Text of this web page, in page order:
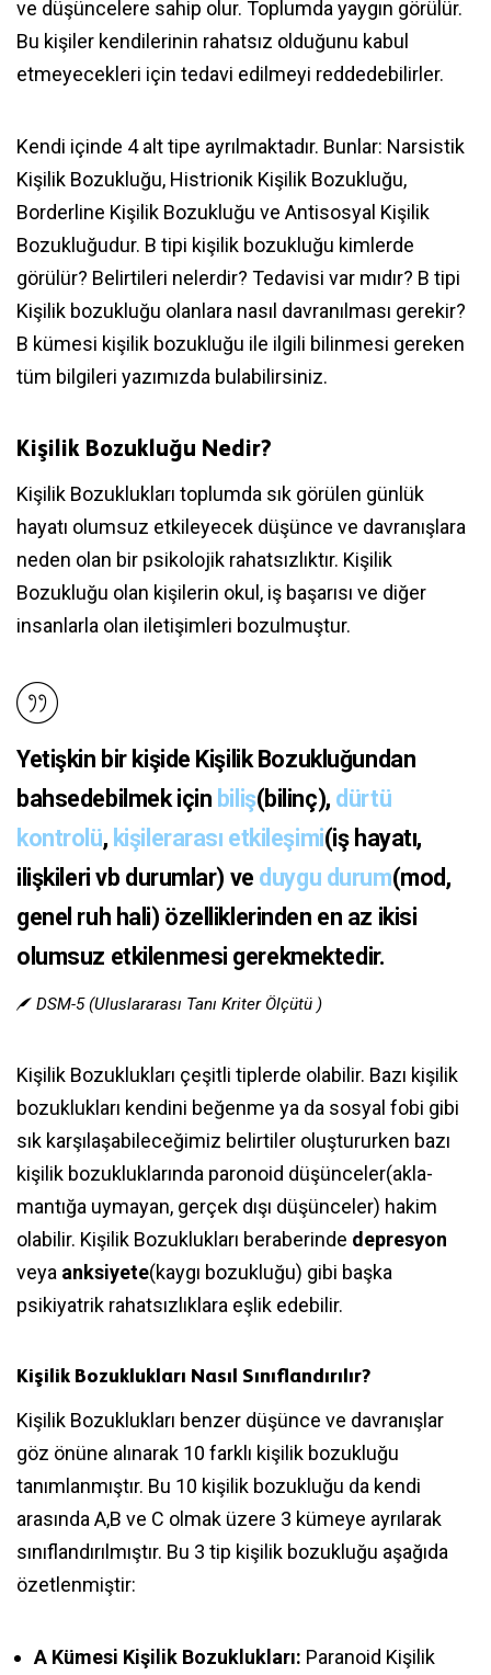
ve düşüncelere sahip olur. Toplumda yaygın görülür.
Bu kişiler kendilerinin rahatsız olduğunu kabul
etmeyecekleri için tedavi edilmeyi reddedebilirler.
Kendi içinde 4 alt tipe ayrılmaktadır. Bunlar: Narsistik
Kişilik Bozukluğu, Histrionik Kişilik Bozukluğu,
Borderline Kişilik Bozukluğu ve Antisosyal Kişilik
Bozukluğudur. B tipi kişilik bozukluğu kimlerde
görülür? Belirtileri nelerdir? Tedavisi var mıdır? B tipi
Kişilik bozukluğu olanlara nasıl davranılması gerekir?
B kümesi kişilik bozukluğu ile ilgili bilinmesi gereken
tüm bilgileri yazımızda bulabilirsiniz.
Kişilik Bozukluğu Nedir?
Kişilik Bozuklukları toplumda sık görülen günlük
hayatı olumsuz etkileyecek düşünce ve davranışlara
neden olan bir psikolojik rahatsızlıktır. Kişilik
Bozukluğu olan kişilerin okul, iş başarısı ve diğer
insanlarla olan iletişimleri bozulmuştur.
Yetişkin bir kişide Kişilik Bozukluğundan
bahsedebilmek için biliş(bilinç), dürtü
kontrolü, kişilerarası etkileşimi(iş hayatı,
ilişkileri vb durumlar) ve duygu durum(mod,
genel ruh hali) özelliklerinden en az ikisi
olumsuz etkilenmesi gerekmektedir.
DSM-5 (Uluslararası Tanı Kriter Ölçütü )
Kişilik Bozuklukları çeşitli tiplerde olabilir. Bazı kişilik
bozuklukları kendini beğenme ya da sosyal fobi gibi
sık karşılaşabileceğimiz belirtiler oluştururken bazı
kişilik bozukluklarında paronoid düşünceler(akla-
mantığa uymayan, gerçek dışı düşünceler) hakim
olabilir. Kişilik Bozuklukları beraberinde depresyon
veya anksiyete(kaygı bozukluğu) gibi başka
psikiyatrik rahatsızlıklara eşlik edebilir.
Kişilik Bozuklukları Nasıl Sınıflandırılır?
Kişilik Bozuklukları benzer düşünce ve davranışlar
göz önüne alınarak 10 farklı kişilik bozukluğu
tanımlanmıştır. Bu 10 kişilik bozukluğu da kendi
arasında A,B ve C olmak üzere 3 kümeye ayrılarak
sınıflandırılmıştır. Bu 3 tip kişilik bozukluğu aşağıda
özetlenmiştir:
A Kümesi Kişilik Bozuklukları: Paranoid Kişilik